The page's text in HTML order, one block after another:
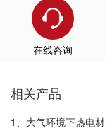
在线咨询
相关产品
1、大气环境下热电